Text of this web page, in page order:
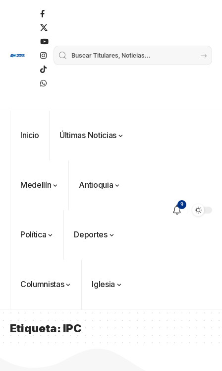
Inicio Últimas Noticias
Medellín Antioquia
Política Deportes
Columnistas Iglesia
9
Etiqueta:IPC